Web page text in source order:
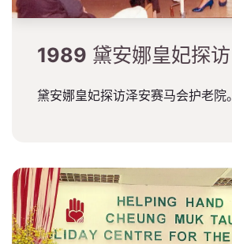
1989 黛安娜皇妃探访
黛安娜皇妃探访泽安赛马会护老院。